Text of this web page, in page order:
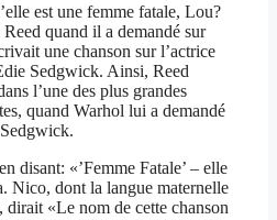
est une femme fatale, Lou?
quand il a demandé sur
une chanson sur l’actrice
Sedgwick. Ainsi, Reed
l’une des plus grandes
quand Warhol lui a demandé
disant: «’Femme Fatale’ – elle
Nico, dont la langue maternelle
«Le nom de cette chanson